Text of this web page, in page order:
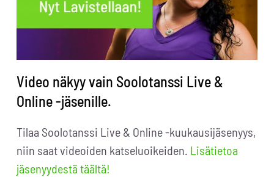
Video näkyy vain Soolotanssi Live &
Online -jäsenille.
Tilaa Soolotanssi Live & Online -kuukausijäsenyys,
niin saat videoiden katseluoikeiden. Lisätietoa
jäsenyydestä täältä!